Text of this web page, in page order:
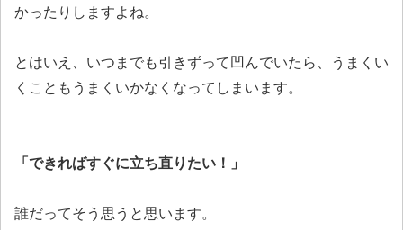
かったりしますよね。
とはいえ、いつまでも引きずって凹んでいたら、うまくい
くこともうまくいかなくなってしまいます。
「できればすぐに立ち直りたい！」
誰だってそう思うと思います。